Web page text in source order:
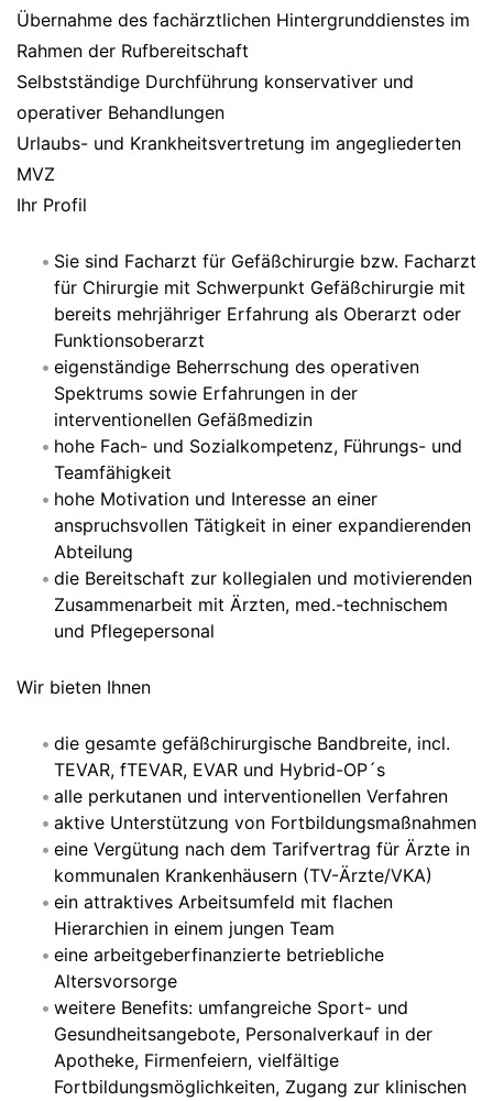
Übernahme des fachärztlichen Hintergrunddienstes im
Rahmen der Rufbereitschaft
Selbstständige Durchführung konservativer und
operativer Behandlungen
Urlaubs- und Krankheitsvertretung im angegliederten
MVZ
Ihr Profil
Sie sind Facharzt für Gefäßchirurgie bzw. Facharzt
für Chirurgie mit Schwerpunkt Gefäßchirurgie mit
bereits mehrjähriger Erfahrung als Oberarzt oder
Funktionsoberarzt
eigenständige Beherrschung des operativen
Spektrums sowie Erfahrungen in der
interventionellen Gefäßmedizin
hohe Fach- und Sozialkompetenz, Führungs- und
Teamfähigkeit
hohe Motivation und Interesse an einer
anspruchsvollen Tätigkeit in einer expandierenden
Abteilung
die Bereitschaft zur kollegialen und motivierenden
Zusammenarbeit mit Ärzten, med.-technischem
und Pflegepersonal
Wir bieten Ihnen
die gesamte gefäßchirurgische Bandbreite, incl.
TEVAR, fTEVAR, EVAR und Hybrid-OP´s
alle perkutanen und interventionellen Verfahren
aktive Unterstützung von Fortbildungsmaßnahmen
eine Vergütung nach dem Tarifvertrag für Ärzte in
kommunalen Krankenhäusern (TV-Ärzte/VKA)
ein attraktives Arbeitsumfeld mit flachen
Hierarchien in einem jungen Team
eine arbeitgeberfinanzierte betriebliche
Altersvorsorge
weitere Benefits: umfangreiche Sport- und
Gesundheitsangebote, Personalverkauf in der
Apotheke, Firmenfeiern, vielfältige
Fortbildungsmöglichkeiten, Zugang zur klinischen